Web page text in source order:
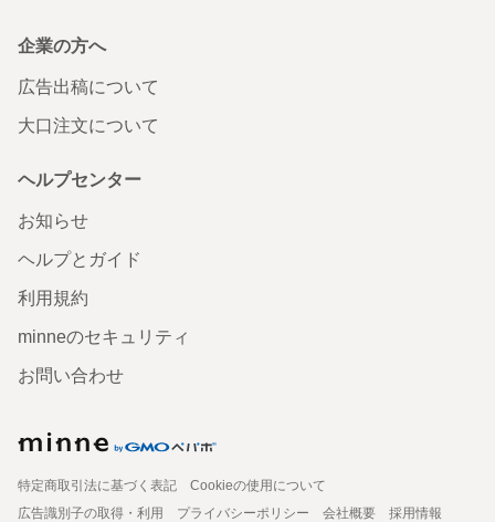
企業の方へ
広告出稿について
大口注文について
ヘルプセンター
お知らせ
ヘルプとガイド
利用規約
minneのセキュリティ
お問い合わせ
特定商取引法に基づく表記
Cookieの使用について
広告識別子の取得・利用
プライバシーポリシー 会社概要
採用情報